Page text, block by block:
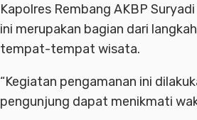
Kapolres Rembang AKBP
ini merupakan bagian dari
tempat-tempat wisata.
“Kegiatan pengamanan ini
pengunjung dapat menikmati